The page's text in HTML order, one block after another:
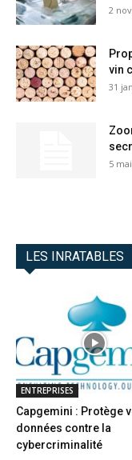
2
vin
31
5
LES INRATABLES
ENTREPRISES
Capgemini : Protège
données contre la
cybercriminalité